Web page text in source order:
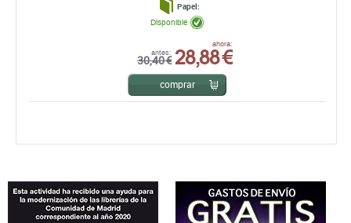
Papel:
antes:
30,40 €
ahora:
28,88 €
Disponible
comprar